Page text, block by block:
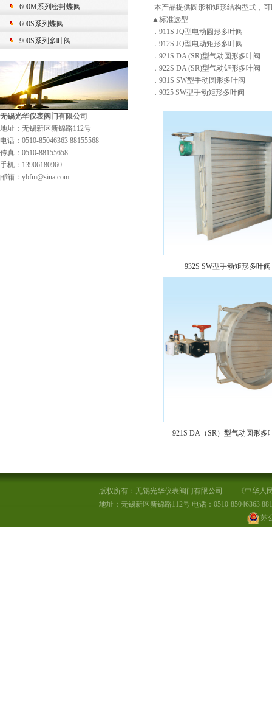
600M系列密封蝶阀
600S系列蝶阀
900S系列多叶阀
无锡光华仪表阀门有限公司
地址：无锡新区新锦路112号
电话：0510-85046363 88155568
传真：0510-88155658
手机：13906180960
邮箱：ybfm@sina.com
·本产品提供圆形和矩形结构型式，
▲标准选型
．911S JQ型电动圆形多叶阀
．912S JQ型电动矩形多叶阀
．921S DA (SR)型气动圆形多叶阀
．922S DA (SR)型气动矩形多叶阀
．931S SW型手动圆形多叶阀
．9325 SW型手动矩形多叶阀
932S SW型手动矩形多叶阀
921S DA（SR）型气动圆形多
版权所有：无锡光华仪表阀门有限公司
《中华人
地址：无锡新区新锦路112号 电话：0510-85046363
苏